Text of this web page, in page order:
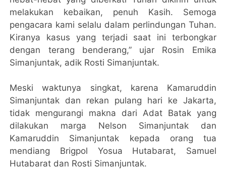
melakukan kebaikan, penuh Kasih. Semoga
pengacara kami selalu dalam perlindungan Tuhan.
Kiranya kasus yang terjadi saat ini terbongkar
dengan terang benderang,” ujar Rosin Emika
Simanjuntak, adik Rosti Simanjuntak.
Meski waktunya singkat, karena Kamaruddin
Simanjuntak dan rekan pulang hari ke Jakarta,
tidak mengurangi makna dari Adat Batak yang
dilakukan marga Nelson Simanjuntak dan
Kamaruddin Simanjuntak kepada orang tua
mendiang Brigpol Yosua Hutabarat, Samuel
Hutabarat dan Rosti Simanjuntak.